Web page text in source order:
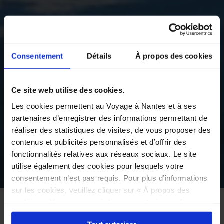
Consentement Détails À propos des cookies
Ce site web utilise des cookies.
Les cookies permettent au Voyage à Nantes et à ses
partenaires d’enregistrer des informations permettant de
réaliser des statistiques de visites, de vous proposer des
contenus et publicités personnalisés et d’offrir des
fonctionnalités relatives aux réseaux sociaux. Le site
utilise également des cookies pour lesquels votre
consentement n’est pas requis. Pour plus d’informations
sur les cookies, veuillez cliquer sur « À propos des
sélectionner les cookies selon les finalités via l'onglet
©
INICIO VER EL VIAJE PERMANENTE